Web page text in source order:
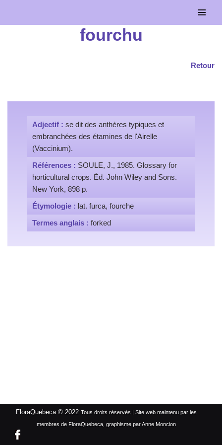
Aller
fourchu
Retour
Adjectif : se dit des anthères typiques et
embranchées des étamines de l'Airelle
(Vaccinium).
Références : SOULE, J., 1985. Glossary for
horticultural crops. Éd. John Wiley and Sons.
New York, 898 p.
Étymologie : lat. furca, fourche
Termes anglais : forked
FloraQuebeca © 2022 Tous droits réservés | Site web maintenu par les
membres de FloraQuebeca, graphisme par Anne Moncion